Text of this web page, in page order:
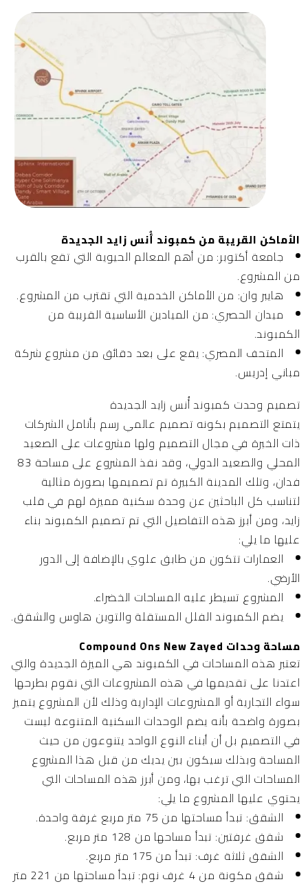
الأماكن القريبة من كمبوند أُنس زايد الجديدة
جامعة أكتوبر: من أهم المعالم الحيوية التي تقع بالقرب
من المشروع.
هايبر وان: من الأماكن الخدمية التي تقترب من المشروع.
ميدان الحصري: من الميادين الأساسية القريبة من
الكمبوند.
المتحف المصري: يقع على بعد دقائق من مشروع شركة
مباني إدريس.
تصميم وحدت كمبوند أُنس زايد الجديدة
يتمتع التصميم بكونه تصميم عالمي رسم بأنامل الشركات
ذات الخبرة في مجال التصميم ولها مشروعات على الصعيد
المحلي والصعيد الدولي، وقد نفذ المشروع على مساحة 83
فدان، وتلك المدينة الكبيرة تم تصميمها بصورة مثالية
لتناسب كل الباحثين عن وحدة سكنية مميزة لهم في قلب
زايد، ومن أبرز هذه التفاصيل التي تم تصميم الكمبوند بناء
عليها ما يلي:
العمارات تتكون من طابق علوي بالإضافة إلى الدور
الأرضي.
المشروع تسيطر عليه المساحات الخضراء.
يضم الكمبوند الفلل المستقلة والتوين هاوس والشقق.
مساحة وحدات Compound Ons New Zayed
تعتبر هذه المساحات في الكمبوند هي الميزة الجديدة والتي
اعتدنا على تقديمها في هذه المشروعات التي نقوم بطرحها
سواء التجارية أو المشروعات الإدارية وذلك لأن المشروع يتميز
بصورة واضحة بأنه يضم الوحدات السكنية المتنوعة ليست
في التصميم بل أن أبناء النوع الواحد يتنوعون من حيث
المساحة وبذلك سيكون بين يديك من قبل هذا المشروع
المساحات التي ترغب بها، ومن أبرز هذه المساحات التي
يحتوي عليها المشروع ما يلي:
الشقق: تبدأ مساحتها من 75 متر مربع غرفة واحدة.
شقق غرفتين: تبدأ مساحها من 128 متر مربع.
الشقق ثلاثة غرف: تبدأ من 175 متر مربع.
شقق مكونة من 4 غرف نوم: تبدأ مساحتها من 221 متر